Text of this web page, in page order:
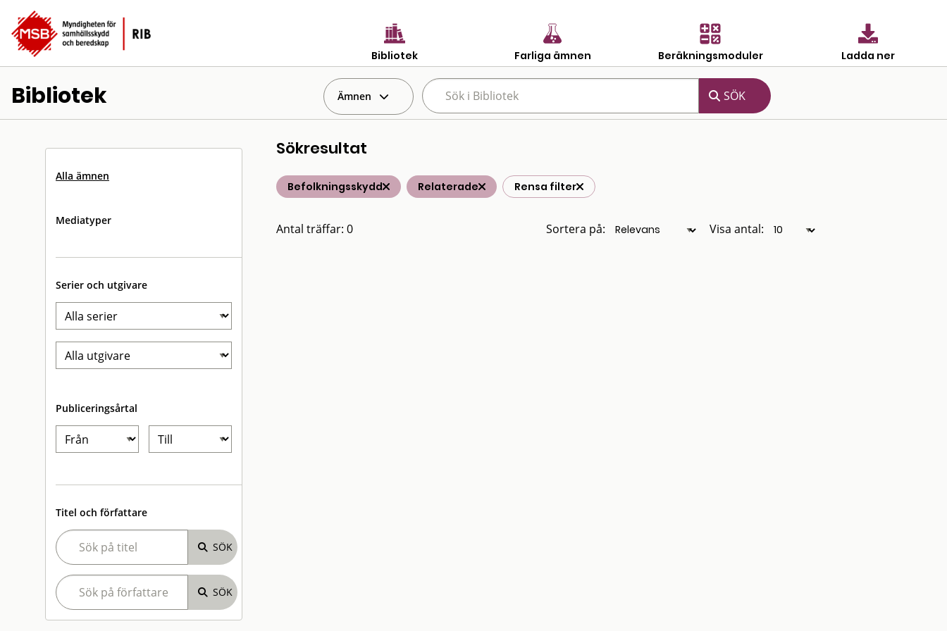
Bibliotek Farliga ämnen Beräkningsmoduler Ladda ner
Bibliotek Ämnen
Alla ämnen
Mediatyper
Serier och utgivare
Publiceringsårtal
Titel och författare
Sökresultat
Befolkningsskydd Relaterade Rensa filter
Antal träffar: 0 Sortera på: Visa antal: